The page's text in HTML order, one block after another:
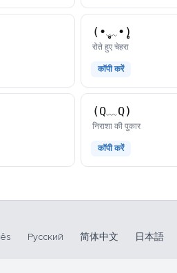
(•̥̥̥﹏•̥̥̥)
रोते हुए चेहराकाओमोजी
कॉपी करें
(Q﹏Q)
निराशा की पुकारकाओमोजी
कॉपी करें
Русский 简体中文 日本語